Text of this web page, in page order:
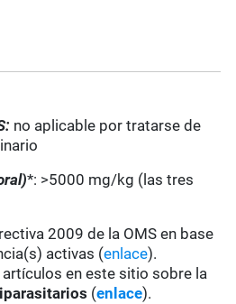
no aplicable por tratarse de
*: >5000 mg/kg (las tres
2009 de la OMS en base
activas (enlace).
en este sitio sobre la
(enlace).